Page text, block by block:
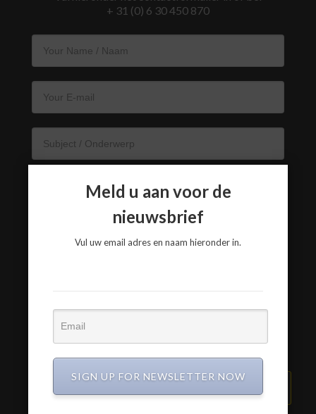
+ 31 (0) 6 30 450 870
Meld u aan voor de
nieuwsbrief
Vul uw email adres en naam hieronder in.
SIGN UP FOR NEWSLETTER NOW